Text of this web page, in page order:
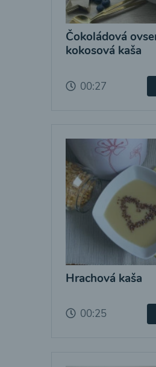
Čokoládová
kokosová kaša
00:27
Hrachová kaša
00:25